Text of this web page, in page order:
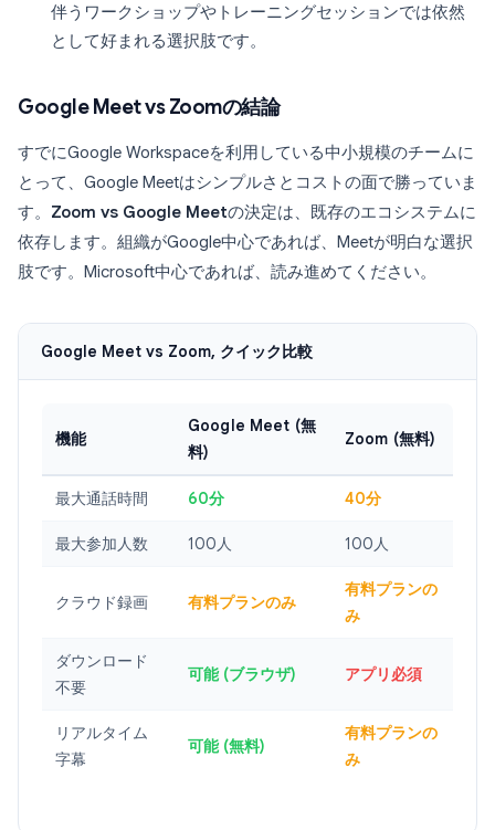
伴うワークショップやトレーニングセッションでは依然
として好まれる選択肢です。
Google Meet vs Zoomの結論
すでにGoogle Workspaceを利用している中小規模のチームに
とって、Google Meetはシンプルさとコストの面で勝っていま
す。 Zoom vs Google Meetの決定は、既存のエコシステムに
依存します。組織がGoogle中心であれば、Meetが明白な選択
肢です。Microsoft中心であれば、読み進めてください。
Google Meet vs Zoom, クイック比較
機能
Google Meet (無
料)
Zoom (無料)
最大通話時間 60分 40分
最大参加人数 100人 100人
クラウド録画 有料プランのみ
有料プランの
み
ダウンロード
不要
可能 (ブラウザ) アプリ必須
リアルタイム
字幕
可能 (無料)
有料プランの
み